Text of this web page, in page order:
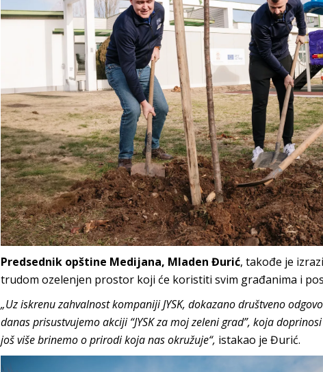
Predsednik opštine Medijana, Mladen Đurić, takođe je
trudom ozelenjen prostor koji će koristiti svim građanima i
„Uz iskrenu zahvalnost kompaniji JYSK, dokazano društveno
danas prisustvujemo akciji “JYSK za moj zeleni grad”, koja
još više brinemo o prirodi koja nas okružuje“, istakao je Đurić.